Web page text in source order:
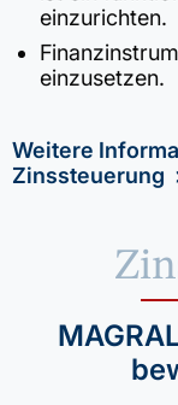
einzurichten.
einzusetzen.
Weitere
Zinssteuerung